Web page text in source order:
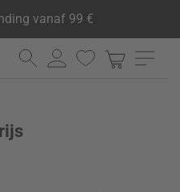
vanaf 99 €
retourrecht